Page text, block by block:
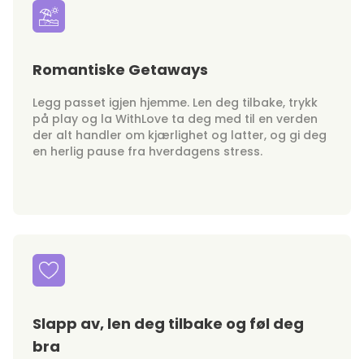
Romantiske Getaways
Legg passet igjen hjemme. Len deg tilbake, trykk
på play og la WithLove ta deg med til en verden
der alt handler om kjærlighet og latter, og gi deg
en herlig pause fra hverdagens stress.
Slapp av, len deg tilbake og føl deg
bra